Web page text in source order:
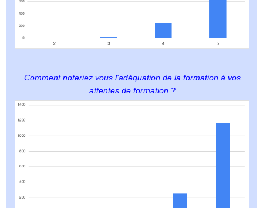
Comment noteriez vous l'adéquation de la formation à vos
attentes de formation ?